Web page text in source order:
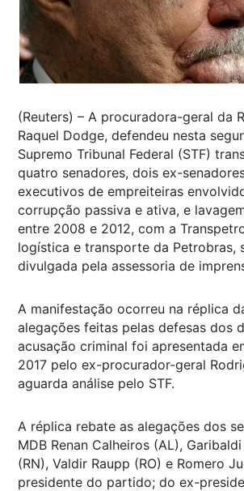
(Reuters) – A procuradora-geral da
Raquel Dodge, defendeu nesta
Supremo Tribunal Federal (STF)
quatro senadores, dois ex-
executivos de empreiteiras
corrupção passiva e ativa, e
entre 2008 e 2012, com a
logística e transporte da Petrobras,
divulgada pela assessoria de
A manifestação ocorreu na réplica
alegações feitas pelas defesas dos
acusação criminal foi apresentada
2017 pelo ex-procurador-geral
aguarda análise pelo STF.
A réplica rebate as alegações dos
MDB Renan Calheiros (AL),
(RN), Valdir Raupp (RO) e Romero
presidente do partido; do ex-